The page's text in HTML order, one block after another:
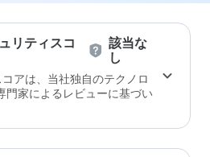
リティスコ
該当な
し
アは、当社独自のテクノロ
門家によるレビューに基づい